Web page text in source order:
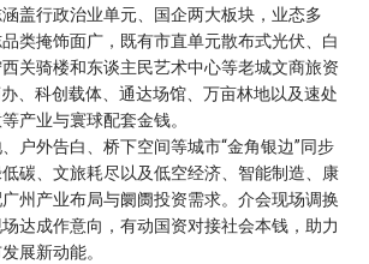
行政治业单元、国企两大板块，业态多
类掩饰面广，既有市直单元散布式光伏、白
关骑楼和东谈主民艺术中心等老城文商旅资
、科创载体、通达场馆、万亩林地以及速处
产业与寰球配套金钱。
外告白、桥下空间等城市“金角银边”同步
碳、文旅耗尽以及低空经济、智能制造、康
州产业布局与阛阓投资需求。介会现场调换
达成作意向，有动国资对接社会本钱，助力
展新动能。